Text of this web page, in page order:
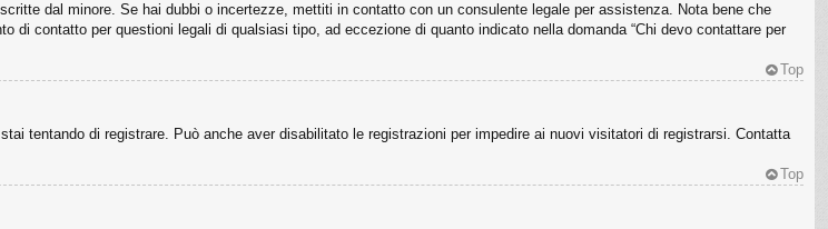
dal minore. Se hai dubbi o incertezze, mettiti in contatto con un consulente legale per assistenza. Nota bene che
contatto per questioni legali di qualsiasi tipo, ad eccezione di quanto indicato nella domanda “Chi devo contattare per
Top
tentando di registrare. Può anche aver disabilitato le registrazioni per impedire ai nuovi visitatori di registrarsi. Contatta
Top